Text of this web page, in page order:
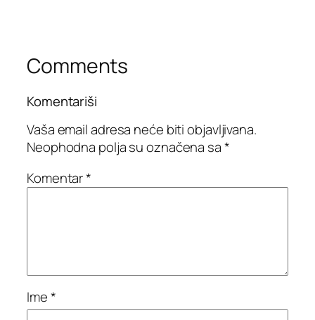
Comments
Komentariši
Vaša email adresa neće biti objavljivana.
Neophodna polja su označena sa*
Komentar*
Ime*